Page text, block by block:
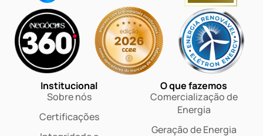
Institucional
Sobre nós
Certificações
O que fazemos
Comercialização de
Energia
Geração de Energia